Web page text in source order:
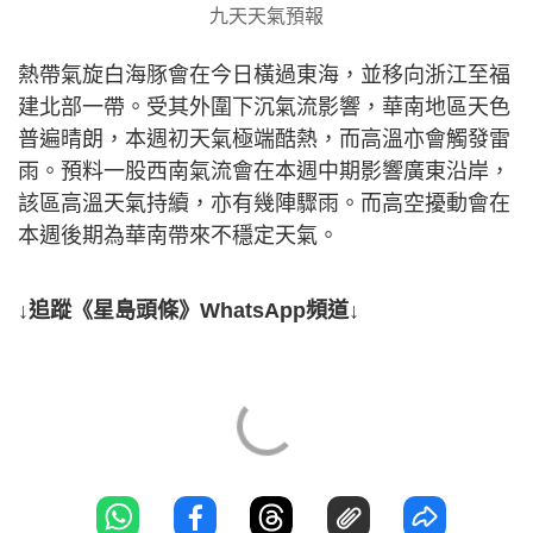
九天天氣預報
熱帶氣旋白海豚會在今日橫過東海，並移向浙江至福
建北部一帶。受其外圍下沉氣流影響，華南地區天色
普遍晴朗，本週初天氣極端酷熱，而高溫亦會觸發雷
雨。預料一股西南氣流會在本週中期影響廣東沿岸，
該區高溫天氣持續，亦有幾陣驟雨。而高空擾動會在
本週後期為華南帶來不穩定天氣。
↓追蹤《星島頭條》WhatsApp頻道↓